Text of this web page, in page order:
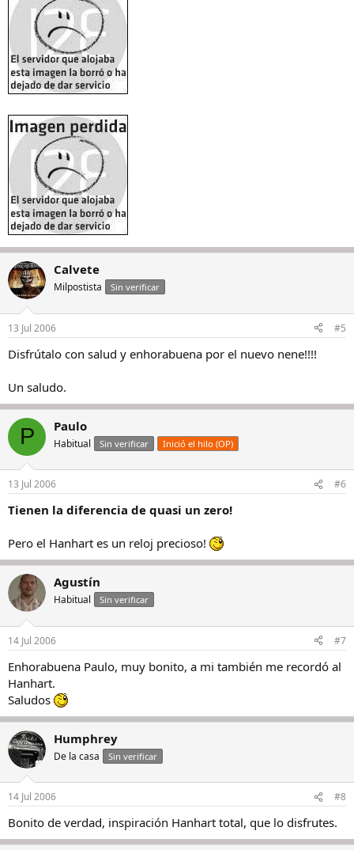
Calvete
Milpostista Sin verificar
13 Jul 2006 #5
Disfrútalo con salud y enhorabuena por el nuevo nene!!!!
Un saludo.
P Paulo
Habitual Sin verificar Inició el hilo (OP)
13 Jul 2006 #6
Tienen la diferencia de quasi un zero!
Pero el Hanhart es un reloj precioso!
Agustín
Habitual Sin verificar
14 Jul 2006 #7
Enhorabuena Paulo, muy bonito, a mi también me recordó al
Hanhart.
Saludos
Humphrey
De la casa Sin verificar
14 Jul 2006 #8
Bonito de verdad, inspiración Hanhart total, que lo disfrutes.